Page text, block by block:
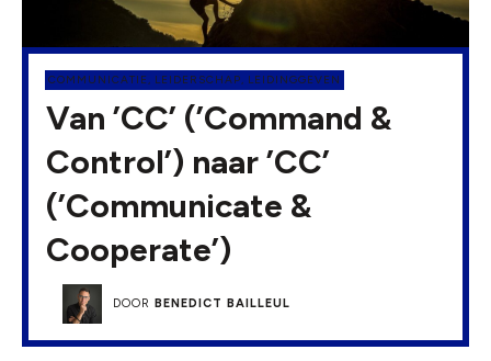
COMMUNICATIE , LEIDERSCHAP, LEIDINGGEVEN
Van ’CC’ (’Command &
Control’) naar ’CC’
(’Communicate &
Cooperate’)
DOOR BENEDICT BAILLEUL